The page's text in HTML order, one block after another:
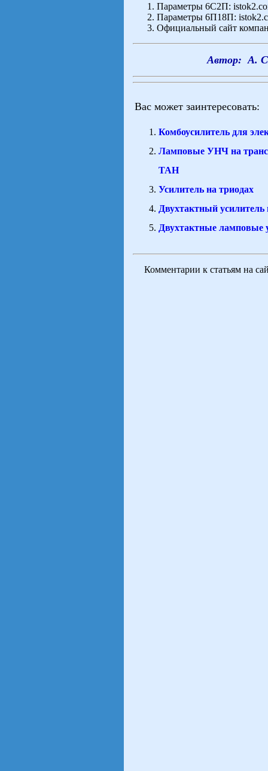
Параметры 6С2П:
Параметры 6П18П:
Официальный сайт
Автор: А.
Вас может заинтересовать:
Комбоусилитель для
Ламповые УНЧ на
ТАН
Усилитель на триодах
Двухтактный
Двухтактные ламповые
Комментарии к статьям на